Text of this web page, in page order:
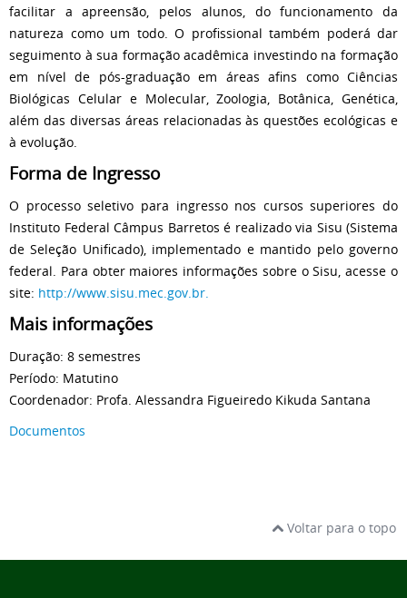
facilitar a apreensão, pelos alunos, do funcionamento da
natureza como um todo. O profissional também poderá dar
seguimento à sua formação acadêmica investindo na formação
em nível de pós-graduação em áreas afins como Ciências
Biológicas Celular e Molecular, Zoologia, Botânica, Genética,
além das diversas áreas relacionadas às questões ecológicas e
à evolução.
Forma de Ingresso
O processo seletivo para ingresso nos cursos superiores do
Instituto Federal Câmpus Barretos é realizado via Sisu (Sistema
de Seleção Unificado), implementado e mantido pelo governo
federal. Para obter maiores informações sobre o Sisu, acesse o
site: http://www.sisu.mec.gov.br.
Mais informações
Duração: 8 semestres
Período: Matutino
Coordenador: Profa. Alessandra Figueiredo Kikuda Santana
Documentos
Voltar para o topo